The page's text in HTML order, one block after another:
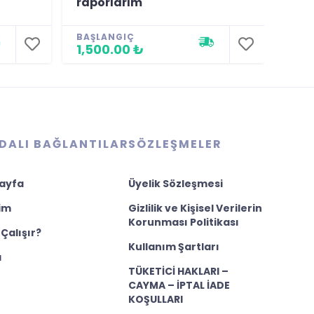
BAŞLANGIÇ
1,500.00 ₺
BAĞLANTILARSÖZLEŞMELER
Üyelik Sözleşmesi
Gizlilik ve Kişisel Verilerin
Korunması Politikası
Kullanım Şartları
TÜKETİCİ HAKLARI –
CAYMA – İPTAL İADE
KOŞULLARI